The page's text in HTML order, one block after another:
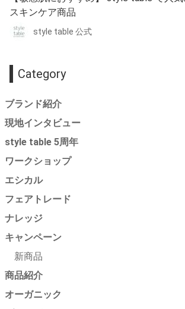
スキンケア商品
style table 公式
Category
ブランド紹介
現地インタビュー
style table 5周年
ワークショップ
エシカル
フェアトレード
ナレッジ
キャンペーン
新商品
商品紹介
オーガニック